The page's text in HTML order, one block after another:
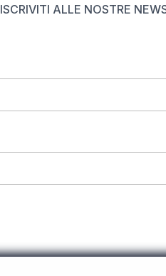
ISCRIVITI ALLE NOSTRE